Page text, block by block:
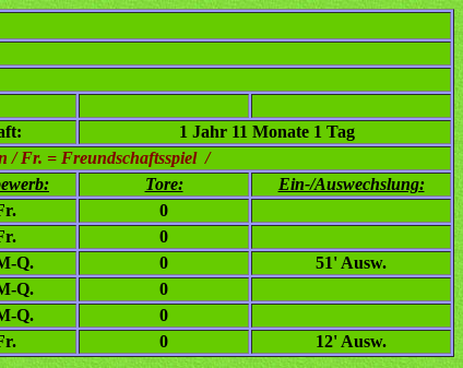
1 Jahr 11 Monate 1 Tag
/ Fr. = Freundschaftsspiel /
Tore:
Ein-/Auswechslung:
0
0
Q. 0
51' Ausw.
Q.
0
Q.
0
0 12' Ausw.